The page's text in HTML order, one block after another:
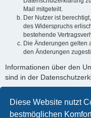
Diese Website nutzt
bestmöglichen
Mail mitgeteilt.
Der Nutzer ist
des Widerspruchs
bestehende
Die Änderungen gelten
den Änderungen
Informationen über den
sind in der